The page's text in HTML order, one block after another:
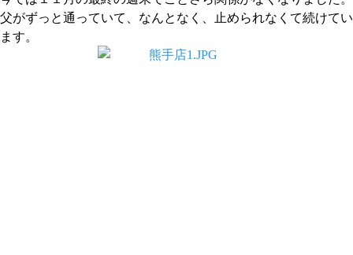
父がずっと通っていて、なんとなく、止められなくて続けてい
ます。